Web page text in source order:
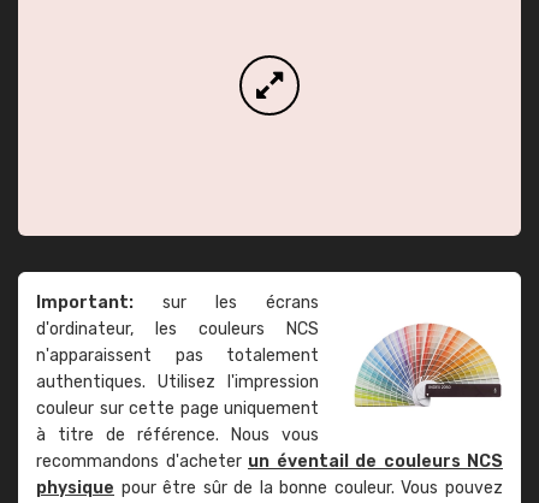
Important: sur les écrans
d'ordinateur, les couleurs NCS
n'apparaissent pas totalement
authentiques. Utilisez l'impression
couleur sur cette page uniquement
à titre de référence. Nous vous
recommandons d'acheter un éventail de couleurs NCS
physique pour être sûr de la bonne couleur. Vous pouvez